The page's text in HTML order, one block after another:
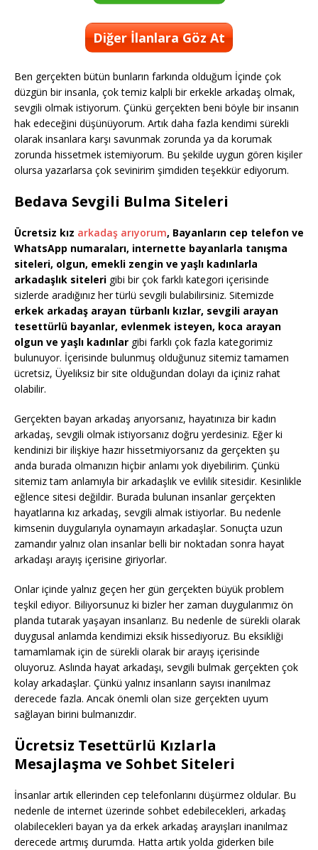
Diğer İlanlara Göz At
Ben gerçekten bütün bunların farkında olduğum İçinde çok
düzgün bir insanla, çok temiz kalpli bir erkekle arkadaş olmak,
sevgili olmak istiyorum. Çünkü gerçekten beni böyle bir insanın
hak edeceğini düşünüyorum. Artık daha fazla kendimi sürekli
olarak insanlara karşı savunmak zorunda ya da korumak
zorunda hissetmek istemiyorum. Bu şekilde uygun gören kişiler
olursa yazarlarsa çok sevinirim şimdiden teşekkür ediyorum.
Bedava Sevgili Bulma Siteleri
Ücretsiz kız arkadaş arıyorum, Bayanların cep telefon ve
WhatsApp numaraları, internette bayanlarla tanışma
siteleri, olgun, emekli zengin ve yaşlı kadınlarla
arkadaşlık siteleri gibi bir çok farklı kategori içerisinde
sizlerde aradığınız her türlü sevgili bulabilirsiniz. Sitemizde
erkek arkadaş arayan türbanlı kızlar, sevgili arayan
tesettürlü bayanlar, evlenmek isteyen, koca arayan
olgun ve yaşlı kadınlar gibi farklı çok fazla kategorimiz
bulunuyor. İçerisinde bulunmuş olduğunuz sitemiz tamamen
ücretsiz, Üyeliksiz bir site olduğundan dolayı da içiniz rahat
olabilir.
Gerçekten bayan arkadaş arıyorsanız, hayatınıza bir kadın
arkadaş, sevgili olmak istiyorsanız doğru yerdesiniz. Eğer ki
kendinizi bir ilişkiye hazır hissetmiyorsanız da gerçekten şu
anda burada olmanızın hiçbir anlamı yok diyebilirim. Çünkü
sitemiz tam anlamıyla bir arkadaşlık ve evlilik sitesidir. Kesinlikle
eğlence sitesi değildir. Burada bulunan insanlar gerçekten
hayatlarına kız arkadaş, sevgili almak istiyorlar. Bu nedenle
kimsenin duygularıyla oynamayın arkadaşlar. Sonuçta uzun
zamandır yalnız olan insanlar belli bir noktadan sonra hayat
arkadaşı arayış içerisine giriyorlar.
Onlar içinde yalnız geçen her gün gerçekten büyük problem
teşkil ediyor. Biliyorsunuz ki bizler her zaman duygularımız ön
planda tutarak yaşayan insanlarız. Bu nedenle de sürekli olarak
duygusal anlamda kendimizi eksik hissediyoruz. Bu eksikliği
tamamlamak için de sürekli olarak bir arayış içerisinde
oluyoruz. Aslında hayat arkadaşı, sevgili bulmak gerçekten çok
kolay arkadaşlar. Çünkü yalnız insanların sayısı inanılmaz
derecede fazla. Ancak önemli olan size gerçekten uyum
sağlayan birini bulmanızdır.
Ücretsiz Tesettürlü Kızlarla
Mesajlaşma ve Sohbet Siteleri
İnsanlar artık ellerinden cep telefonlarını düşürmez oldular. Bu
nedenle de internet üzerinde sohbet edebilecekleri, arkadaş
olabilecekleri bayan ya da erkek arkadaş arayışları inanılmaz
derecede artmış durumda. Hatta artık yolda giderken bile